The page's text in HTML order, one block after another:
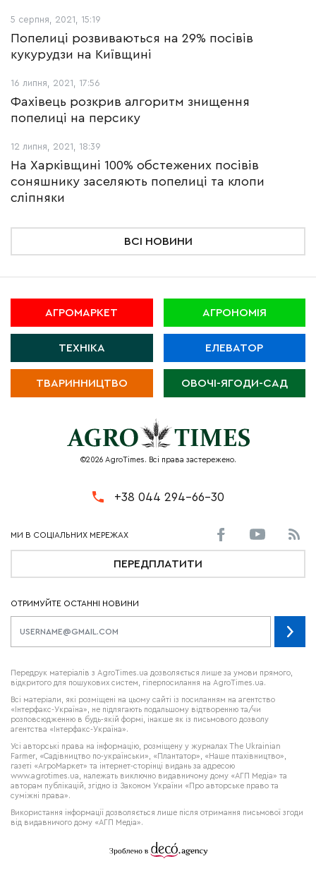
5 серпня, 2021, 15:19
Попелиці розвиваються на 29% посівів
кукурудзи на Київщині
16 липня, 2021, 17:56
Фахівець розкрив алгоритм знищення
попелиці на персику
12 липня, 2021, 18:39
На Харківщині 100% обстежених посівів
соняшнику заселяють попелиці та клопи
сліпняки
ВСІ НОВИНИ
АГРОМАРКЕТ АГРОНОМІЯ
ТЕХНІКА ЕЛЕВАТОР
ТВАРИННИЦТВО ОВОЧІ-ЯГОДИ-САД
©2026 AgroTimes. Всі права застережено.
+38 044 294-66-30
ПЕРЕДПЛАТИТИ
ОТРИМУЙТЕ ОСТАННІ НОВИНИ
Передрук матеріалів з AgroTimes.ua дозволяється лише за умови прямого,
відкритого для пошукових систем, гіперпосилання на AgroTimes.ua.
Всі матеріали, які розміщені на цьому сайті із посиланням на агентство
«Інтерфакс-Україна», не підлягають подальшому відтворенню та/чи
розповсюдженню в будь-якій формі, інакше як із письмового дозволу
агентства «Інтерфакс-Україна».
Усі авторські права на інформацію, розміщену у журналах The Ukrainian
Farmer , «Садівництво по-українськи», «Плантатор», «Наше птахівництво»,
газеті «АгроМаркет» та інтернет-сторінці видань за адресою
www.agrotimes.ua,
належать виключно видавничому дому «АГП Медіа» та
авторам публікацій, згідно із Законом України «Про авторське право та
суміжні права».
Використання інформації дозволяється лише після отримання письмової згоди
від видавничого дому «АГП Медіа».